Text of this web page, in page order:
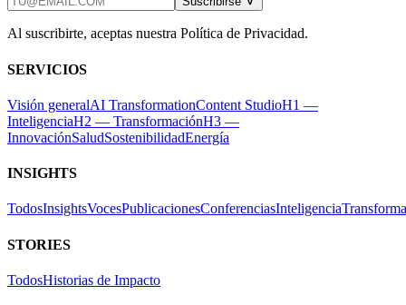
Al suscribirte, aceptas nuestra Política de Privacidad.
SERVICIOS
Visión generalAI TransformationContent StudioH1 —
InteligenciaH2 — TransformaciónH3 —
InnovaciónSaludSostenibilidadEnergía
INSIGHTS
TodosInsightsVocesPublicacionesConferenciasInteligencia
STORIES
TodosHistorias de Impacto